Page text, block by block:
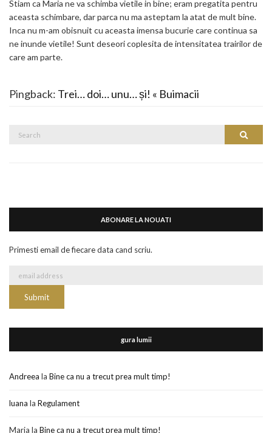
Stiam ca Maria ne va schimba vietile in bine; eram pregatita pentru
aceasta schimbare, dar parca nu ma asteptam la atat de mult bine.
Inca nu m-am obisnuit cu aceasta imensa bucurie care continua sa
ne inunde vietile! Sunt deseori coplesita de intensitatea trairilor de
care am parte.
Pingback: Trei… doi… unu… și! « Buimacii
Search
ABONARE LA NOUATI
Primesti email de fiecare data cand scriu.
gura lumii
Andreea la Bine ca nu a trecut prea mult timp!
luana la Regulament
Maria la Bine ca nu a trecut prea mult timp!